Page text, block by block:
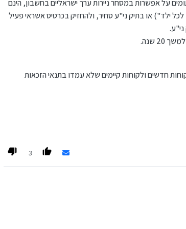
התנאים כוללים בין היתר היותו של הלקוח בעל חשבון פרטי פעיל מגיל 18 ומעלה, בעל יתרה של לפחות 1,000 ש"ח בעובר ושב או בתיק ניירות ערך,
ב-31.8.25 יהיו גם הם זכאים להטבה.
או במענה הקולי. חשוב לציין כי לקוחות זכאים שלא יציינו את
הינם חתומים על אפשרות במסחר ניירות ערך ישראליים בחשבון, הינם
"חיסכון לכל ילד") או בתיק ני"ע סחיר, ולהחזיק בכרטיס אשראי פעיל
שנה.
הקובעים לעמידה בתנאי הזכאות לחלוקה הינם 31.8.25, 30.9.25, ו-31.10.25. לקוחות חדשים ולקוחות קיימים שלא עמדו בתנאי הזכאות
3